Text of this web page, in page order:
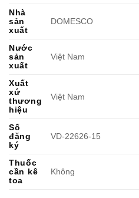
Nhà
sản
xuất
DOMESCO
Nước
sản
xuất
Việt Nam
Xuất
xứ
thương
hiệu
Việt Nam
Số
đăng
ký
VD-22626-15
Thuốc
cần kê
toa
Không